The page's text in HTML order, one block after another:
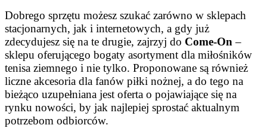
Dobrego sprzętu możesz szukać zarówno w sklepach
stacjonarnych, jak i internetowych, a gdy już
zdecydujesz się na te drugie, zajrzyj do Come-On–
sklepu oferującego bogaty asortyment dla miłośników
tenisa ziemnego i nie tylko. Proponowane są również
liczne akcesoria dla fanów piłki nożnej, a do tego na
bieżąco uzupełniana jest oferta o pojawiające się na
rynku nowości, by jak najlepiej sprostać aktualnym
potrzebom odbiorców.